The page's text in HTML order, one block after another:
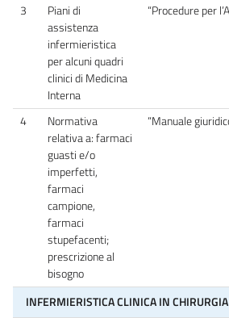
3
Piani di
assistenza
infermieristica
per alcuni quadri
clinici di Medicina
Interna
“Procedure per
4
Normativa
relativa a: farmaci
guasti e/o
imperfetti,
farmaci
campione,
farmaci
stupefacenti;
prescrizione al
bisogno
“Manuale
INFERMIERISTICA CLINICA IN